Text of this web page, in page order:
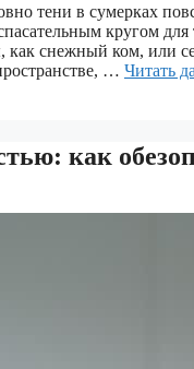
тени в сумерках
кругом
как снежный ком, или
… Читать
как